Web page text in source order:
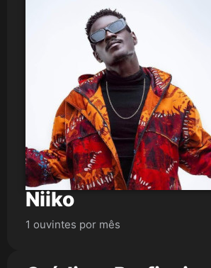
Niiko
1 ouvintes por mês